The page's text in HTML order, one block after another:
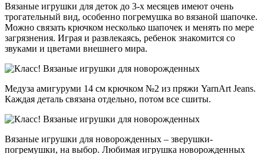
Вязаные игрушки для деток до 3-х месяцев имеют очень
трогательный вид, особенно погремушка во вязаной шапочке.
Можно связать крючком несколько шапочек и менять по мере
загрязнения. Играя и развлекаясь, ребенок знакомится со
звуками и цветами внешнего мира.
Медуза амигуруми 14 см крючком №2 из пряжи YarnArt Jeans.
Каждая деталь связана отдельно, потом все сшиты.
Вязаные игрушки для новорожденных – зверушки-
погремушки, на выбор. Любимая игрушка новорожденных